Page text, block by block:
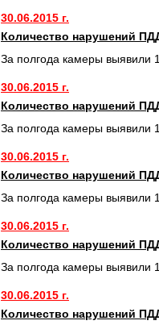
30.06.2015 г.
Количество нарушений
За полгода камеры
30.06.2015 г.
Количество нарушений
За полгода камеры
30.06.2015 г.
Количество нарушений
За полгода камеры
30.06.2015 г.
Количество нарушений
За полгода камеры
30.06.2015 г.
Количество нарушений